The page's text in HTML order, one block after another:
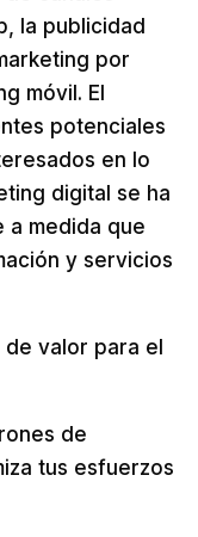
la publicidad
por
móvil. El
potenciales
​​en lo
digital se ha
a medida que
y servicios
valor para el
de
tus esfuerzos